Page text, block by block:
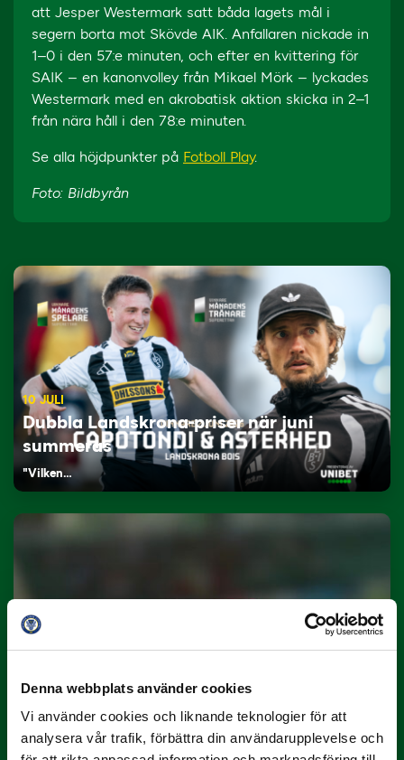
Denna webbplats använder cookies
Vi använder cookies och liknande teknologier för att
analysera vår trafik, förbättra din användarupplevelse och
att Jesper Westermark satt båda lagets mål i
segern borta mot Skövde AIK. Anfallaren nickade in
1–0 i den 57:e minuten, och efter en kvittering för
SAIK – en kanonvolley från Mikael Mörk – lyckades
Westermark med en akrobatisk aktion skicka in 2–1
från nära håll i den 78:e minuten.
Se alla höjdpunkter på Fotboll Play.
Foto: Bildbyrån
10 JULI
Dubbla Landskrona-priser när juni
summeras
"Vilken…
9 JULI
projektil”
Slog till i…